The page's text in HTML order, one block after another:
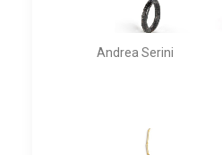
Andrea Serini